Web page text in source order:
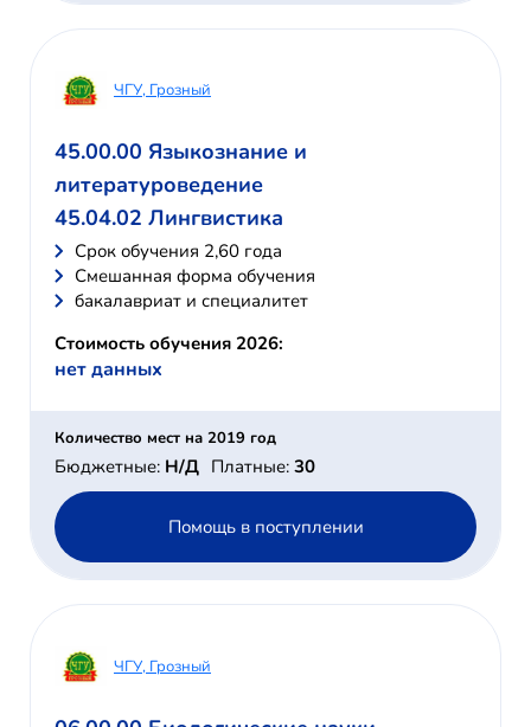
ЧГУ, Грозный
45.00.00 Языкознание и
литературоведение
45.04.02 Лингвистика
Cрок обучения 2,60 года
Смешанная форма обучения
бакалавриат и специалитет
Стоимость обучения 2026:
нет данных
Количество мест на 2019 год
Бюджетные: Н/Д Платные: 30
Помощь в поступлении
ЧГУ, Грозный